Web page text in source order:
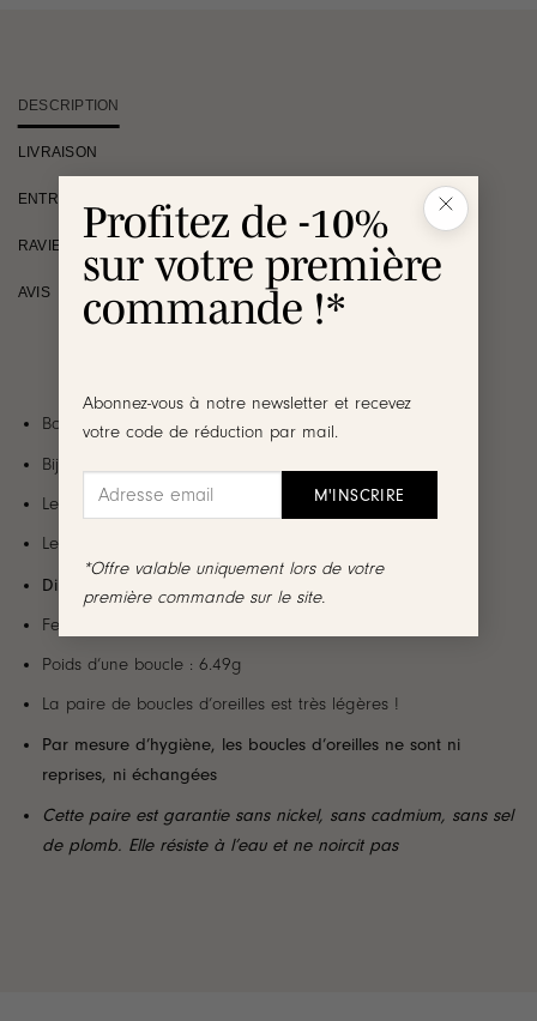
Profitez de -10%
sur votre première
commande !*
Abonnez-vous à notre newsletter et recevez
votre code de réduction par mail.
*Offre valable uniquement lors de votre
première commande sur le site.
DESCRIPTION
LIVRAISON
ENTRETIEN
RAVIE OU REMBOURSÉE
AVIS
Boucles d’oreilles en acier inoxydable doré
Bijou formant un cœur au
Le cœur n’est pas uniformément plat au centre
Le verso est de couleur doré
Dimensions cœur
: 3.3 cm x 3.3 cm
Fermoir papillon + silicone
Poids d’une boucle : 6.49g
La paire de boucles d’oreilles est très légères !
Par mesure d’hygiène, les boucles d’oreilles ne sont ni
reprises, ni échangées
Cette paire est garantie sans nickel, sans cadmium, sans sel
de plomb. Elle résiste à l’eau et ne noircit pas